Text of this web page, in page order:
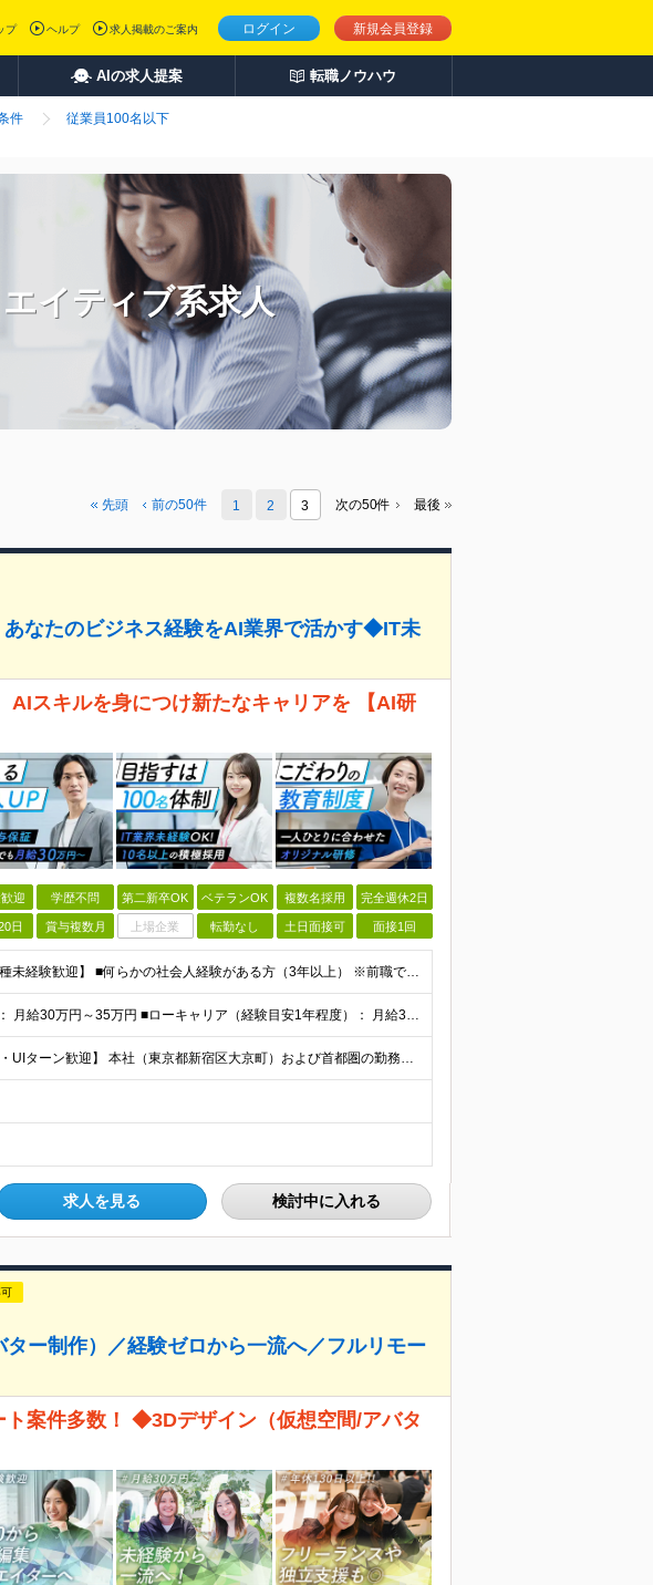
ログイン 新規会員登録
プ ヘルプ 求人掲載のご案内
AIの求人提案 転職ノウハウ
件
従業員100名以下
イティブ系求人
先頭 前の50件 1 2 3 次の50件 最後
あなたのビジネス経験をAI業界で活かす◆IT未
AIスキルを身につけ新たなキャリアを 【AI研
迎 学歴不問 第二新卒OK ベテランOK 複数名採用 完全週休2日
日 賞与複数月 上場企業 転勤なし 土日面接可 面接1回
【学歴・年齢不問、業種・職種未経験歓迎】 ■何らかの社会人経験がある方（3年以上） ※前職での経験や業務知識などを活かし、 将来性の高いAI・DX業界で活躍したい方歓迎！ ★入社前面談・アンケートあ
【前職給与保証】 ■未経験者： 月給30万円～35万円 ■ローキャリア（経験目安1年程度）： 月給35万円～40万円 ■経験者（経験目安3年以上）： 月給40万円～60万円 ■即戦力（経験目安5年以上
【希望勤務地考慮・転勤なし・UIターン歓迎】 本社（東京都新宿区大京町）および首都圏の勤務先 ★リモートワーク応相談 ★上京を希望する地方在住者の方も大歓迎！ ★横浜に営業拠点開設 神奈川県内や神
求人を見る 検討中に入れる
ー制作）／経験ゼロから一流へ／フルリモー
案件多数！ ◆3Dデザイン（仮想空間/アバタ